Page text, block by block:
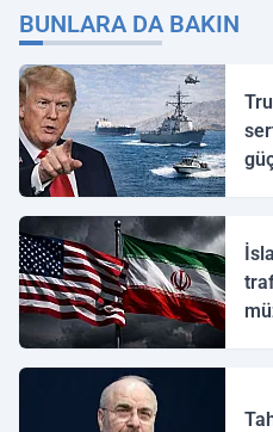
BUNLARA DA BAKIN